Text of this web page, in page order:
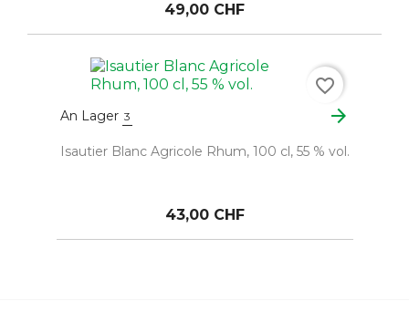
49,00 CHF
An Lager 3 arrow_forward
Isautier Blanc Agricole Rhum, 100 cl, 55 % vol.
43,00 CHF
favorite_border